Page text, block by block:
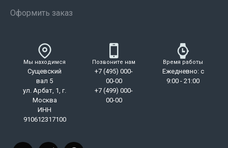
Оформить заказ
Мы находимся
Сущевский
вал 5
ул. Арбат, 1, г.
Москва
ИНН
910612317100
Позвоните нам
+7 (495) 000-
00-00
+7 (499) 000-
00-00
Время работы
Ежедневно: с
9:00 - 21:00